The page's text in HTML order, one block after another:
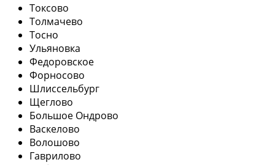
Токсово
Толмачево
Тосно
Ульяновка
Федоровское
Форносово
Шлиссельбург
Щеглово
Большое Ондрово
Васкелово
Волошово
Гаврилово